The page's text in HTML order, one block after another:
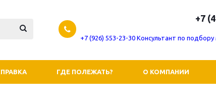
+7
+7 (926) 553-23-30 Консультант по
ГДЕ ПОЛЕЖАТЬ? О КОМПАНИИ